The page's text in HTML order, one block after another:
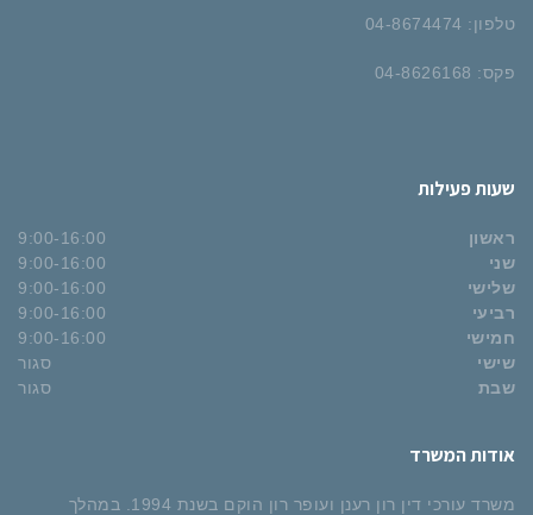
טלפון: 04-8674474
פקס: 04-8626168
שעות פעילות
ראשון
9:00-16:00
שני
9:00-16:00
שלישי
9:00-16:00
רביעי
9:00-16:00
חמישי
9:00-16:00
שישי
סגור
שבת
סגור
אודות המשרד
משרד עורכי דין רון רענן ועופר רון הוקם בשנת 1994. במהלך